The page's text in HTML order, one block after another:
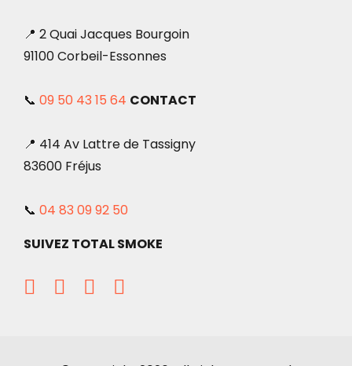
📍 2 Quai Jacques Bourgoin
91100 Corbeil-Essonnes
📞 09 50 43 15 64 CONTACT
📍 414 Av Lattre de Tassigny
83600 Fréjus
📞 04 83 09 92 50
SUIVEZ TOTAL SMOKE